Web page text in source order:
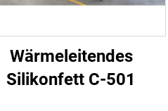
Wärmeleitendes
Silikonfett C-501